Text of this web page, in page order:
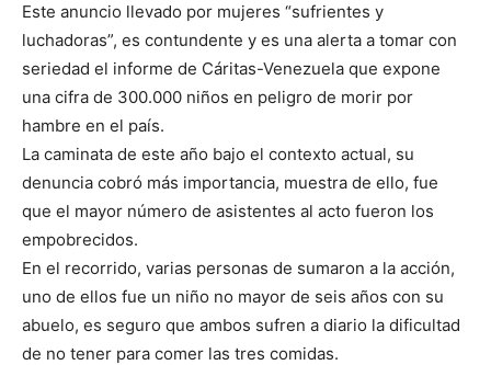
Este anuncio llevado por mujeres “sufrientes y
luchadoras”, es contundente y es una alerta a tomar con
seriedad el informe de Cáritas-Venezuela que expone
una cifra de 300.000 niños en peligro de morir por
hambre en el país.
La caminata de este año bajo el contexto actual, su
denuncia cobró más importancia, muestra de ello, fue
que el mayor número de asistentes al acto fueron los
empobrecidos.
En el recorrido, varias personas de sumaron a la acción,
uno de ellos fue un niño no mayor de seis años con su
abuelo, es seguro que ambos sufren a diario la dificultad
de no tener para comer las tres comidas.